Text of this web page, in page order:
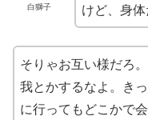
白獅子
けど、身
そりゃお互い様だろ
我とかするなよ。き
に行ってもどこかで